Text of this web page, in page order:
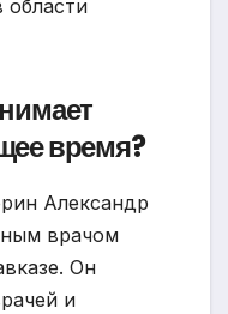
области
время?
Александр
врачом
Он
и